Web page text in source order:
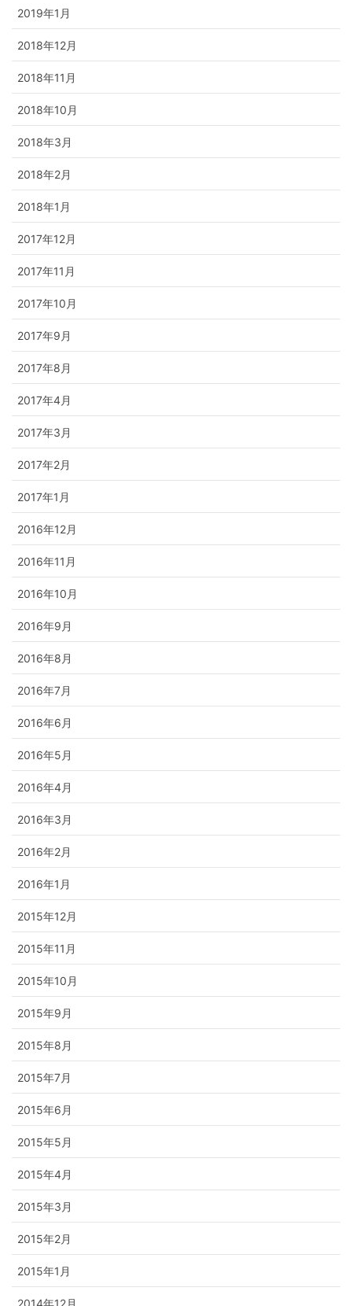
2019年1月
2018年12月
2018年11月
2018年10月
2018年3月
2018年2月
2018年1月
2017年12月
2017年11月
2017年10月
2017年9月
2017年8月
2017年4月
2017年3月
2017年2月
2017年1月
2016年12月
2016年11月
2016年10月
2016年9月
2016年8月
2016年7月
2016年6月
2016年5月
2016年4月
2016年3月
2016年2月
2016年1月
2015年12月
2015年11月
2015年10月
2015年9月
2015年8月
2015年7月
2015年6月
2015年5月
2015年4月
2015年3月
2015年2月
2015年1月